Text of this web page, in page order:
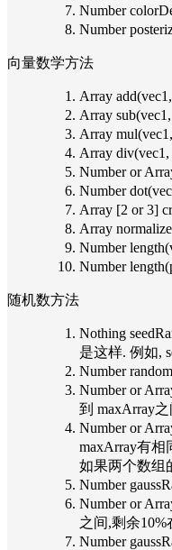
Number
Number
向量数学方法
Array
Array
Array
Array
Number or
Number
Array [2 or 3]
Array
Number
Number
随机数方法
Nothing
是这样. 例如,
Number
Number or
到 maxArray之
Number or
maxArray有相
如果两个数组
Number
Number or
之间,剩余
Number